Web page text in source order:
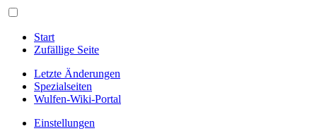
Start
Zufällige Seite
Letzte Änderungen
Spezialseiten
Wulfen-Wiki-Portal
Einstellungen